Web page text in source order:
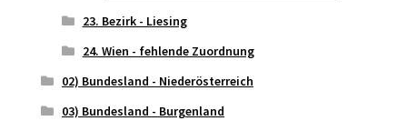
23. Bezirk - Liesing
24. Wien - fehlende Zuordnung
02) Bundesland - Niederösterreich
03) Bundesland - Burgenland